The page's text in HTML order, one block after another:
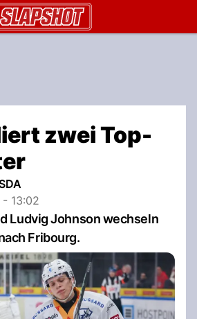
zwei Top-
- 13:02
Ludvig Johnson wechseln
Fribourg.